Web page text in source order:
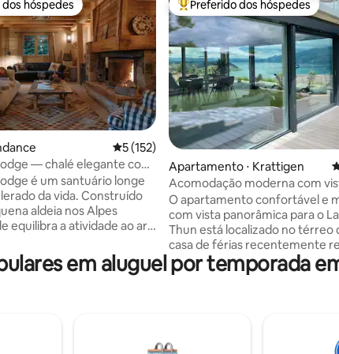
de 5, 30 avaliações
preferidos dos hóspedes
hóspedes
5 de uma avaliação média de 5, 152
5 (152)
— chalé elegante com
é um santuário longe
da vida. Construído
aldeia nos Alpes
equilibra a atividade ao ar
acabamentos
com toques
é um ponto focal, o lugar
Entre os melhores preferidos
Preferido dos hóspedes
Apartamento ⋅ Krattigen
Acomodação moderna com
panorâmica para o Lago de
O apartamento confortável e
com vista panorâmica para o
Thun está localizado no térreo
casa de férias recentemente
Está localizado em uma área
vila e é o ponto de partida para
churrasqueira com 1 caixa de
mapa panorâmico (vários
em aluguel por temporada